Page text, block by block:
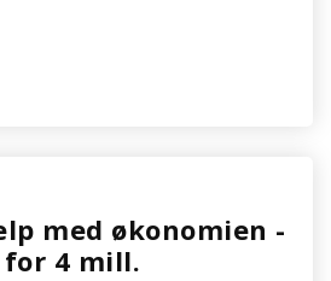
med økonomien -
4 mill.